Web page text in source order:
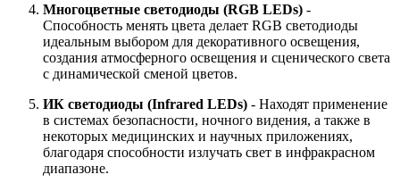
Многоцветные светодиоды (RGB LEDs) -
Способность менять цвета делает RGB светодиоды
идеальным выбором для декоративного освещения,
создания атмосферного освещения и сценического света
с динамической сменой цветов.
ИК светодиоды (Infrared LEDs) - Находят применение
в системах безопасности, ночного видения, а также в
некоторых медицинских и научных приложениях,
благодаря способности излучать свет в инфракрасном
диапазоне.